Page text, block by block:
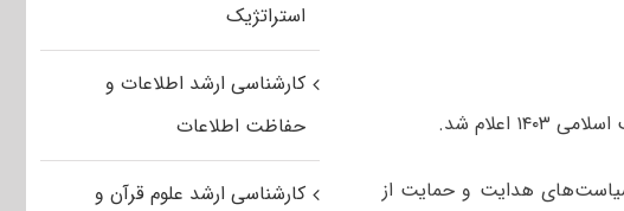
شد.
سیاست‌های هدایت و حمایت از
استراتژیک
کارشناسی ارشد اطلاعات و
حفاظت اطلاعات
کارشناسی ارشد علوم قرآن و